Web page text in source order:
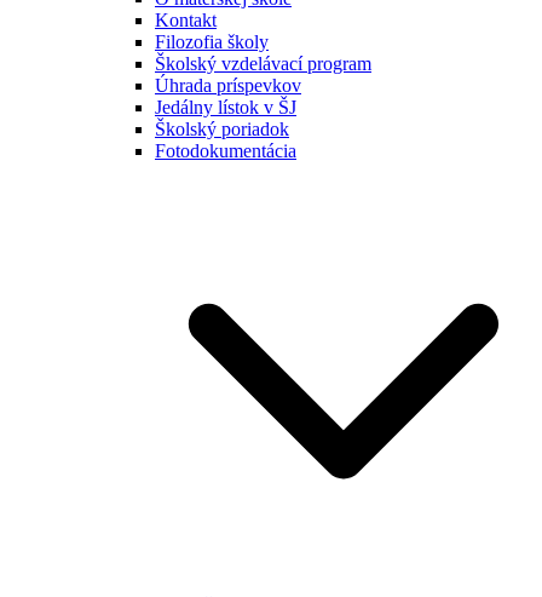
Kontakt
Filozofia školy
Školský vzdelávací program
Úhrada príspevkov
Jedálny lístok v ŠJ
Školský poriadok
Fotodokumentácia